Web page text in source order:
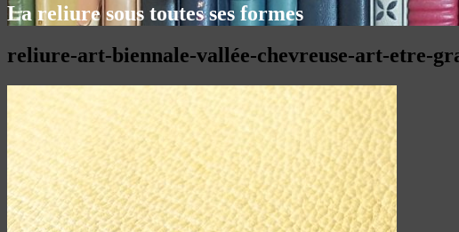
La reliure sous toutes ses formes
reliure-art-biennale-vallée-chevreuse-art-etre-